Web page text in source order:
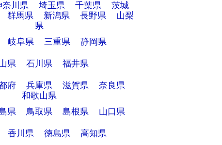
奈川県 埼玉県 千葉県
茨城
群馬県 新潟県 長野県
山梨
県
岐阜県 三重県 静岡県
県 石川県 福井県
府 兵庫県 滋賀県
奈良県
和歌山県
県 鳥取県 島根県 山口県
香川県 徳島県 高知県